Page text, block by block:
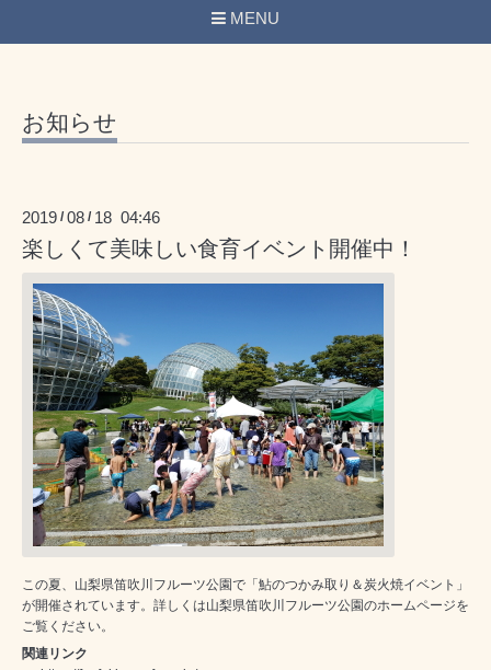
MENU
お知らせ
2019 /08 / 18 04:46
楽しくて美味しい食育イベント開催中！
この夏、山梨県笛吹川フルーツ公園で「鮎のつかみ取り＆炭火焼イベント」
が開催されています。詳しくは山梨県笛吹川フルーツ公園のホームページを
ご覧ください。
関連リンク